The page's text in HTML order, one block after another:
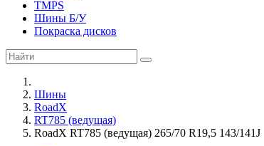
TMPS
Шины Б/У
Покраска дисков
Шины
RoadX
RT785 (ведущая)
RoadX RT785 (ведущая) 265/70 R19,5 143/141J